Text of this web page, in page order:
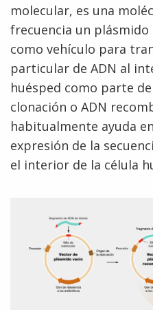
molecular, es una
frecuencia un
como vehículo para
particular de ADN al
huésped como parte
clonación o ADN
habitualmente ayuda
expresión de la
el interior de la célula